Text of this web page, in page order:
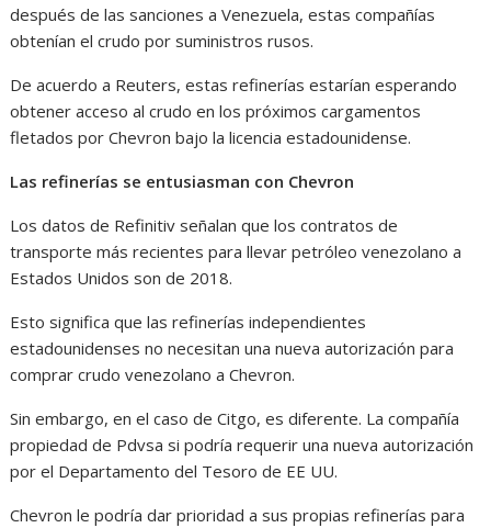
después de las sanciones a Venezuela, estas compañías
obtenían el crudo por suministros rusos.
De acuerdo a Reuters, estas refinerías estarían esperando
obtener acceso al crudo en los próximos cargamentos
fletados por Chevron bajo la licencia estadounidense.
Las refinerías se entusiasman con Chevron
Los datos de Refinitiv señalan que los contratos de
transporte más recientes para llevar petróleo venezolano a
Estados Unidos son de 2018.
Esto significa que las refinerías independientes
estadounidenses no necesitan una nueva autorización para
comprar crudo venezolano a Chevron.
Sin embargo, en el caso de Citgo, es diferente. La compañía
propiedad de Pdvsa si podría requerir una nueva autorización
por el Departamento del Tesoro de EE UU.
Chevron le podría dar prioridad a sus propias refinerías para